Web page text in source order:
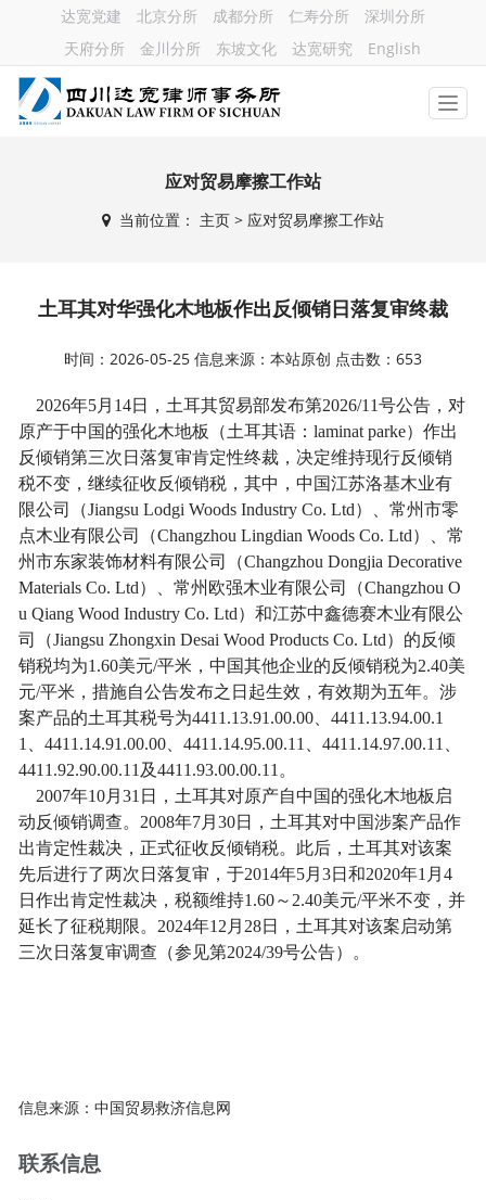
达宽党建 北京分所 成都分所 仁寿分所
深圳分所
天府分所
金川分所 东坡文化 达宽研究 English
应对贸易摩擦工作站
当前位置： 主页> 应对贸易摩擦工作站
土耳其对华强化木地板作出反倾销日落复审终裁
时间：2026-05-25 信息来源：本站原创 点击数：653
2026年5月 14日，土耳其贸易部发布第2026/11号公告，对
原产于中国的强化木地板（土耳其语：laminat parke）作出
反倾销第三次日落复审肯定性终裁，决定维持现行反倾销
税不变，继续征收反倾销税，其中，中国江苏洛基木业有
限公司（Jiangsu Lodgi Woods Industry Co. Ltd）、常州市零
点木业有限公司（Changzhou Lingdian Woods Co. Ltd）、常
州市东家装饰材料有限公司（Changzhou Dongjia Decorative
Materials Co. Ltd）、常州欧强木业有限公司（Changzhou O
u Qiang Wood Industry Co. Ltd）和江苏中鑫德赛木业有限公
司（Jiangsu Zhongxin Desai Wood Products Co. Ltd）的反倾
销税均为1.60美元/平米，中国其他企业的反倾销税为2.40美
元/平米，措施自公告发布之日起生效，有效期为五年。涉
案产品的土耳其税号为4411.13.91.00.00 、4411.13.94.00.1
1
、4411.14.91.00.00 、4411.14.95.00.11 、4411.14.97.00.11
4411.92.90.00.11 及4411.93.00.00.11 。
2007年10月31 日，土耳其对原产自中国的强化木地板启
动反倾销调查。 2008年7月30日，土耳其对中国涉案产品作
出肯定性裁决，正式征收反倾销税。此后，土耳其对该案
先后进行了两次日落复审，于2014年5月3日和2020年1 月4
日作出肯定性裁决，税额维持1.60～ 2.40美元/平米不变，并
延长了征税期限。 2024年12 月 28日，土耳其对该案启动第
三次日落复审调查（参见第2024/39号公告）。
信息来源：中国贸易救济信息网
联系信息